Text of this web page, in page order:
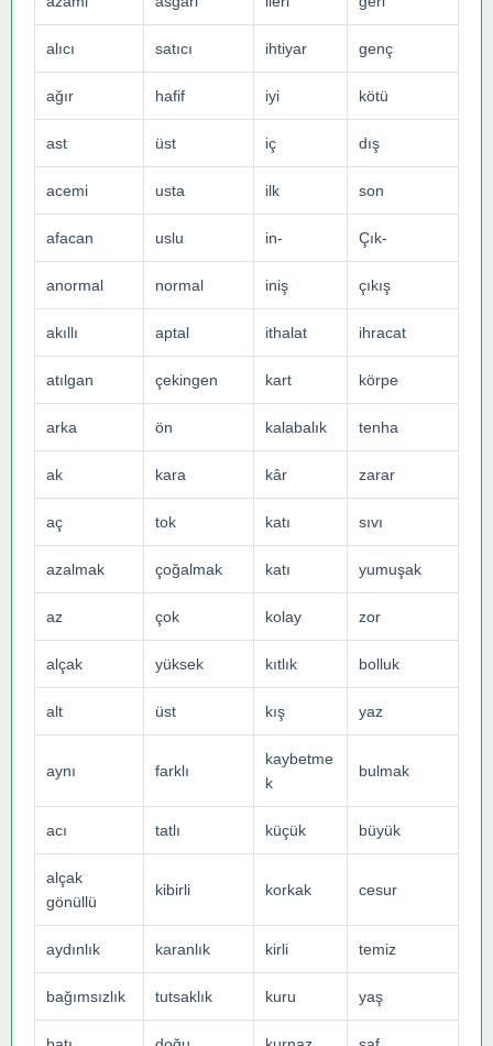
alıcı satıcı ihtiyar genç
ağır hafif iyi kötü
ast üst iç dış
acemi usta ilk son
afacan uslu in- Çık-
anormal normal iniş çıkış
akıllı aptal ithalat ihracat
atılgan çekingen kart körpe
arka ön kalabalık tenha
ak kara kâr zarar
aç tok katı sıvı
azalmak çoğalmak katı yumuşak
az çok kolay zor
alçak yüksek kıtlık bolluk
alt üst kış yaz
aynı farklı
kaybetme
k
bulmak
acı tatlı küçük büyük
alçak
gönüllü
kibirli korkak cesur
aydınlık karanlık kirli temiz
bağımsızlık tutsaklık kuru yaş